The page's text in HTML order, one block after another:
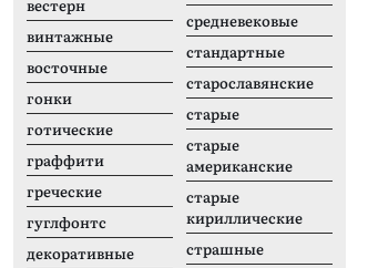
Платный шрифт
Karben 105 Stencil
вестерн
винтажные
восточные
гонки
готические
граффити
греческие
гуглфонтс
декоративные
средневековые
стандартные
старославянские
старые
старые
американские
старые
кириллические
страшные